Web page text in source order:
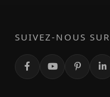
SUIVEZ-NOUS SUR